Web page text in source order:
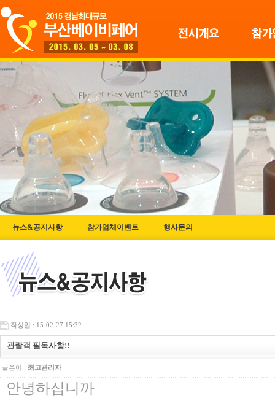
뉴스&공지사항 참가업체이벤트 행사문의
작성일 : 15-02-27 15:32
관람객 필독사항!!
글쓴이 : 최고관리자
안녕하십니까